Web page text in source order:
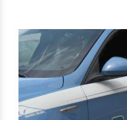
quando avrebbero